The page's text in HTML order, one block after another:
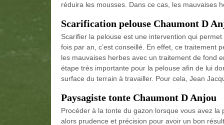
réduira les mousses. Dans ce cas, les mauvaises
Scarification pelouse Chaumont D
Scarifier la pelouse est une intervention qui
fois par an, c’est conseillé. En effet, ce traitement
les mauvaises herbes avec un traitement de fond
étape très importante pour la pelouse afin de lui
surface du terrain à travailler. Pour cela, Jean
Paysagiste tonte Chaumont D Anjou
Procéder à la tonte du gazon lorsque vous avez
alors prudence et précision pour avoir un bon